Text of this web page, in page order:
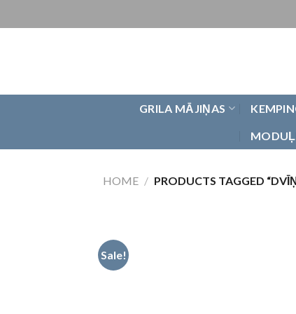
to
GRILA MĀJIŅAS
HOME / PRODUCTS TAGGED
Sale!